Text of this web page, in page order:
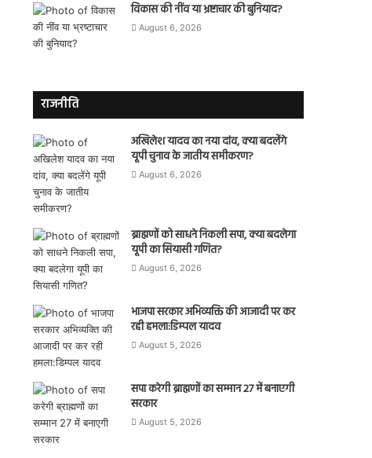
विकास की नींव या भ्रष्टाचार की बुनियाद?
August 6, 2026
राजनीति
अखिलेश यादव का नया दांव, क्या बदलेंगे
यूपी चुनाव के जातीय समीकरण?
August 6, 2026
ब्राह्मणों को साधने निकली सपा, क्या बदलेगा
यूपी का सियासी गणित?
August 6, 2026
भाजपा सरकार अभिव्यक्ति की आजादी पर कर
रही हमला:डिम्पल यादव
August 5, 2026
सपा करेगी ब्राह्मणों का सम्मान 27 में बनाएगी
सरकार
August 5, 2026